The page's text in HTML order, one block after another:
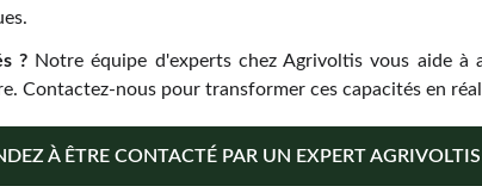
À ÊTRE CONTACTÉ PAR UN EXPERT
? Notre équipe d'experts chez Agrivoltis vous aide à
Contactez-nous pour transformer ces capacités en